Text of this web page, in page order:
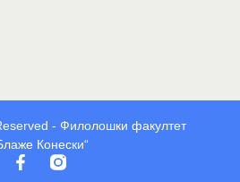
- Филолошки факултет
Конески“